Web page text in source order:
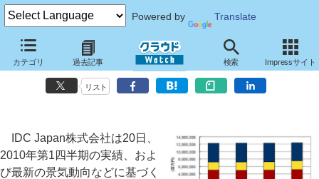
Powered by Translate
カテゴリ 過去記事 検索 Impressサイト
2010年の国内IT市場は12兆3530億円、3年ぶりのプラス成長へ～IDC
Japan予測
リスト
IDC Japan株式会社は20日、
2010年第1四半期の実績、およ
び最新の景気動向などに基づく